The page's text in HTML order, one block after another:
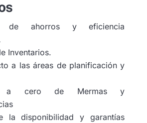
de ahorros y eficiencia
Inventarios.
a las áreas de planificación y
a cero de Mermas y
la disponibilidad y garantías